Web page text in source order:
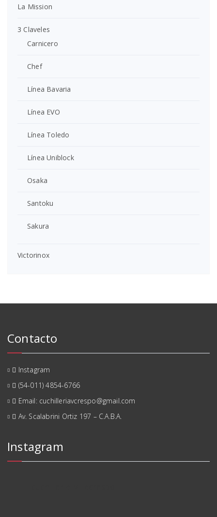
La Mission
3 Claveles
Carnicero
Chef
Línea Bavaria
Línea EVO
Línea Toledo
Línea Uniblock
Osaka
Santoku
Sakura
Victorinox
Contacto
Instagram
(54-011) 4854-6766
Email: cuchilleriavcrespo@gmail.com
Av. Scalabrini Ortiz 197 – C.A.B.A.
Instagram